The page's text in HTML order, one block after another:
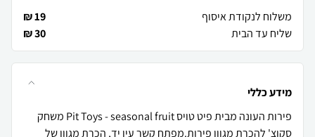
משלוח לנקודת איסוף
19 ₪
שליח עד הבית
30 ₪
מידע כללי
פירות העונה מבית פיט טויס Pit Toys - seasonal fruit משחק
סקוצ' להכרת מגוון פירות.מפתח קשר עין יד, הכרת מגוון של